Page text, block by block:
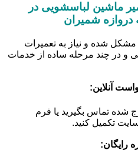
ماشین لباسشویی در
دروازه شمیران
شده و نیاز به تعمیرات
و در چند مرحله ساده از خدمات
آنلاین:
شده تماس بگیرید یا فرم
تکمیل کنید.
رایگان: